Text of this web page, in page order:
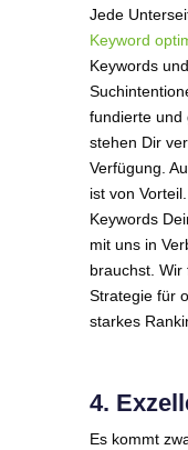
Jede
Keyword
Keywords
fundierte und
stehen Dir
Verfügung.
ist von
Keywords
mit uns in
brauchst.
Strategie für
starkes
4.
Es kommt